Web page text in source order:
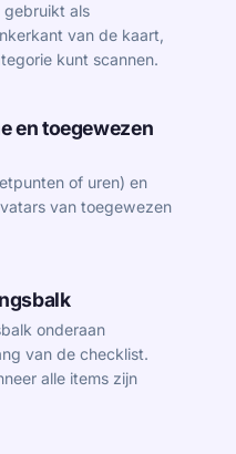
als
van de kaart,
kunt scannen.
en toegewezen
of uren) en
van toegewezen
onderaan
van de checklist.
alle items zijn